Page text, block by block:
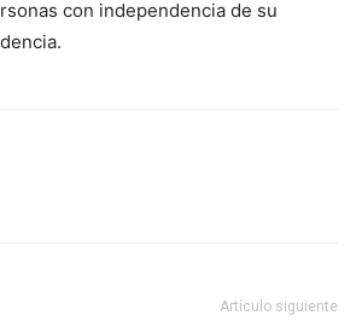
con independencia de su
Artículo siguiente